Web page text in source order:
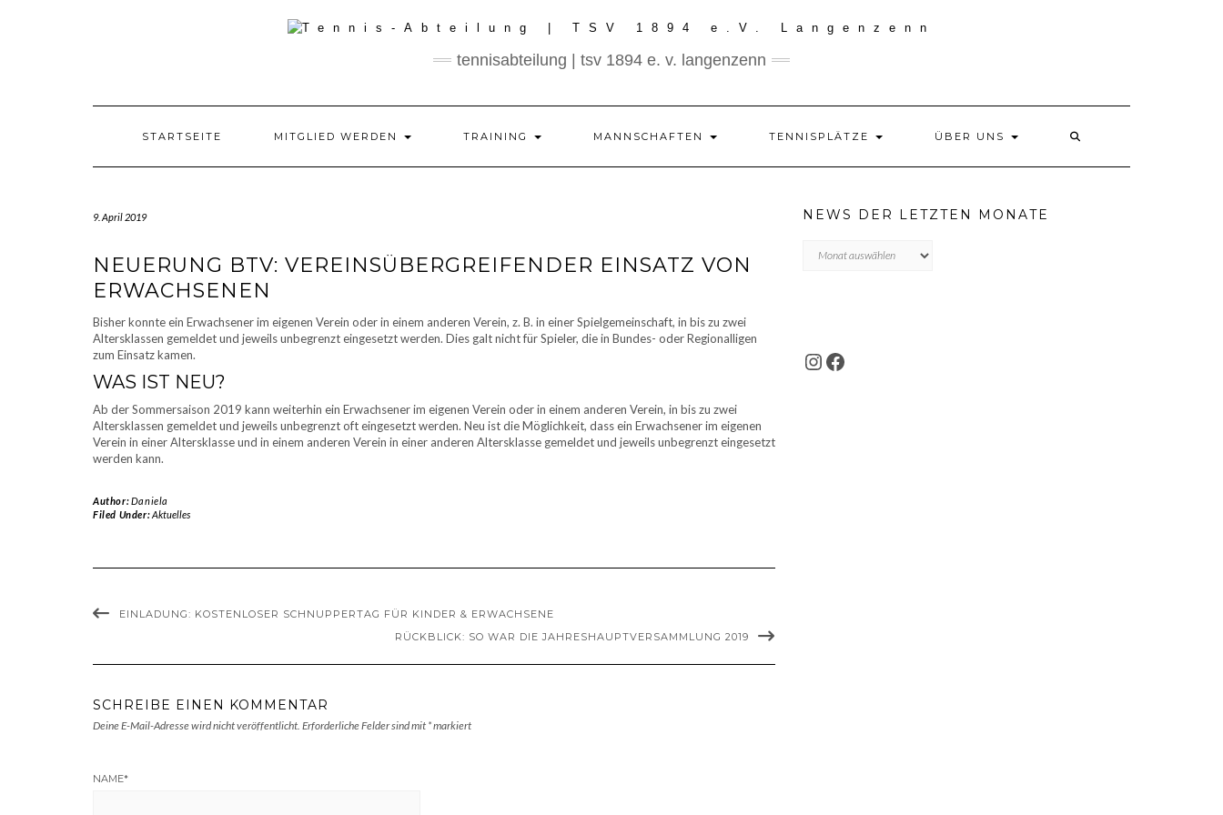
tennisabteilung | tsv 1894 e. v. langenzenn
STARTSEITE MITGLIED WERDEN TRAINING MANNSCHAFTEN TENNISPLÄTZE ÜBER UNS
9. April 2019
NEUERUNG BTV: VEREINSÜBERGREIFENDER EINSATZ VON
ERWACHSENEN
Bisher konnte ein Erwachsener im eigenen Verein oder in einem anderen Verein, z. B. in einer Spielgemeinschaft, in bis zu zwei
Altersklassen gemeldet und jeweils unbegrenzt eingesetzt werden. Dies galt nicht für Spieler, die in Bundes- oder Regionalligen
zum Einsatz kamen.
WAS IST NEU?
Ab der Sommersaison 2019 kann weiterhin ein Erwachsener im eigenen Verein oder in einem anderen Verein, in bis zu zwei
Altersklassen gemeldet und jeweils unbegrenzt oft eingesetzt werden. Neu ist die Möglichkeit, dass ein Erwachsener im eigenen
Verein in einer Altersklasse und in einem anderen Verein in einer anderen Altersklasse gemeldet und jeweils unbegrenzt eingesetzt
werden kann.
Author:Daniela
Filed Under:Aktuelles
EINLADUNG: KOSTENLOSER SCHNUPPERTAG FÜR KINDER & ERWACHSENE
RÜCKBLICK: SO WAR DIE JAHRESHAUPTVERSAMMLUNG 2019
SCHREIBE EINEN KOMMENTAR
Deine E-Mail-Adresse wird nicht veröffentlicht. Erforderliche Felder sind mit *markiert
NAME*
NEWS DER LETZTEN MONATE
der
INSTAGRAM
FACEBOOK